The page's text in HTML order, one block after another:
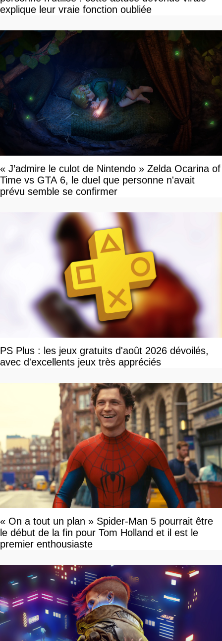
explique leur vraie fonction oubliée
« J’admire le culot de Nintendo » Zelda Ocarina of
Time vs GTA 6, le duel que personne n'avait
prévu semble se confirmer
PS Plus : les jeux gratuits d'août 2026 dévoilés,
avec d'excellents jeux très appréciés
« On a tout un plan » Spider-Man 5 pourrait être
le début de la fin pour Tom Holland et il est le
premier enthousiaste